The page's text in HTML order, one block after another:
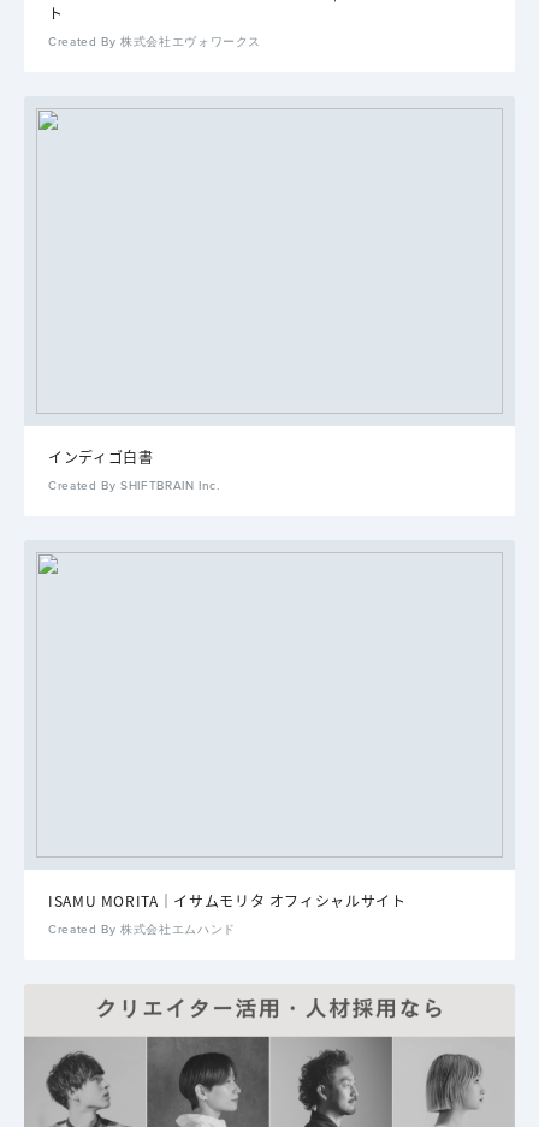
ト
Created By 株式会社エヴォワークス
インディゴ白書
Created By SHIFTBRAIN Inc.
ISAMU MORITA｜イサムモリタ オフィシャルサイト
Created By 株式会社エムハンド